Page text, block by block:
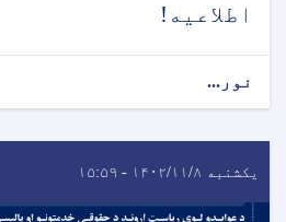
اطلاعیه!
نور...
یکشنبه ۱۴۰۲/۱۱/۸ - ۱۵:۵۹